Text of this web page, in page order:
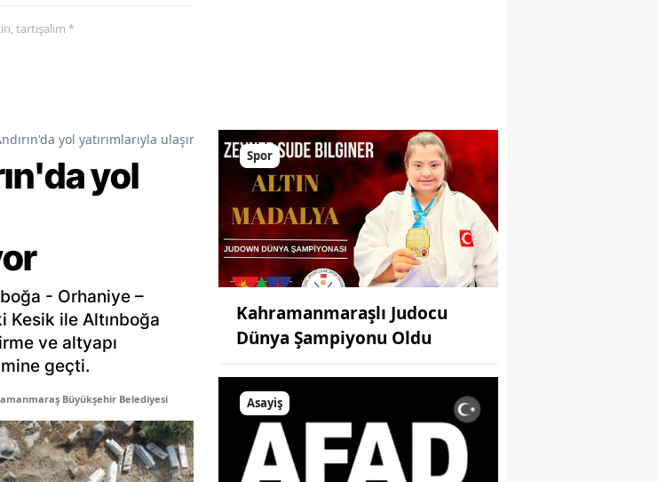
tartışalım *
yol yatırımlarıyla ulaşımın standartlarını yükseltiyor
yol
- Orhaniye –
ile Altınboğa
ve altyapı
geçti.
Büyükşehir Belediyesi
Spor
Kahramanmaraşlı Judocu
Dünya Şampiyonu Oldu
Asayiş